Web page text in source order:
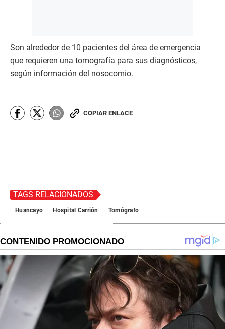
Son alrededor de 10 pacientes del área de emergencia
que requieren una tomografía para sus diagnósticos,
según información del nosocomio.
COPIAR ENLACE
TAGS RELACIONADOS
Huancayo Hospital Carrión Tomógrafo